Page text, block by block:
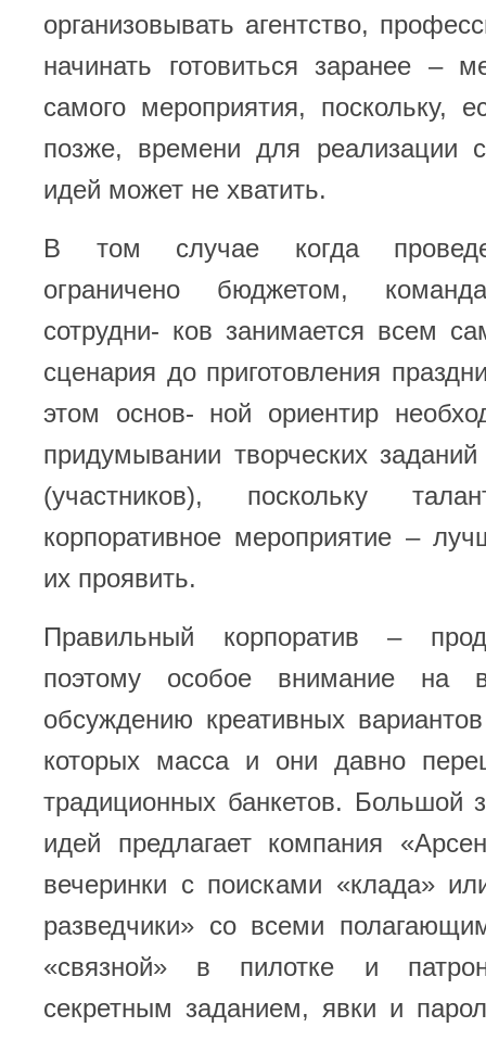
организовывать агентство,
начинать готовиться заранее –
самого мероприятия, поскольку,
позже, времени для реализации
идей может не хватить.
В том случае когда
ограничено бюджетом,
сотрудни- ков занимается всем
сценария до приготовления
этом основ- ной ориентир
придумывании творческих
(участников), поскольку
корпоративное мероприятие –
их проявить.
Правильный корпоратив –
поэтому особое внимание на
обсуждению креативных
которых масса и они давно
традиционных банкетов. Большой
идей предлагает компания
вечеринки с поисками «клада»
разведчики» со всеми
«связной» в пилотке и
секретным заданием, явки и